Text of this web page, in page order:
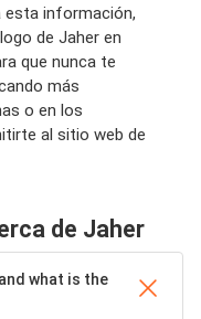
esta información,
de Jaher en
que nunca te
más
o en los
al sitio web de
de Jaher
what is the